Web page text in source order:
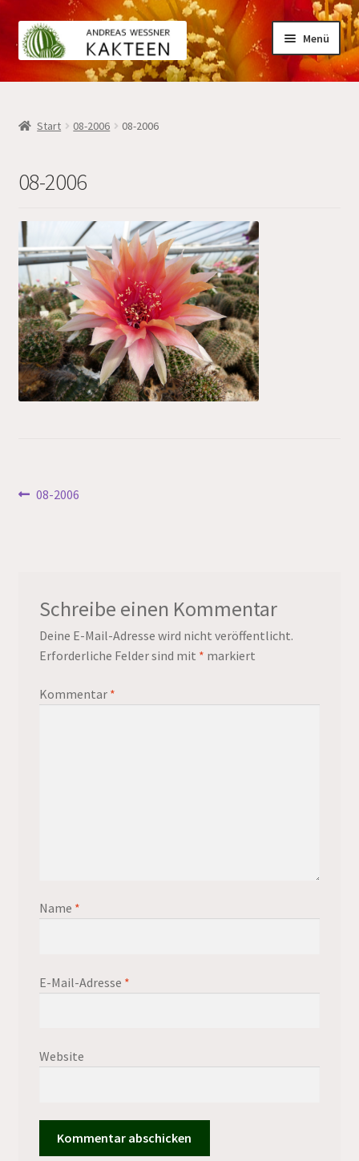
Zur
Navigation
springen
Zum
Inhalt
springen
Menü
Hybriden
Mein Konto
Warenkorb
Start 08-2006 08-2006
08-2006
Beitragsnavigation
Vorheriger
08-2006
Schreibe einen Kommentar
Deine E-Mail-Adresse wird nicht veröffentlicht.
Erforderliche Felder sind mit * markiert
Kommentar *
Name *
E-Mail-Adresse *
Website